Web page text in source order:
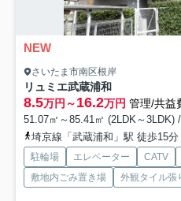
NEW
さいたま市南区根岸
リュミエ武蔵浦和
8.5万円～16.2万円 管理/共益
51.07㎡～85.41㎡ (2LDK～3LDK)
埼京線「武蔵浦和」駅 徒歩15分
駐輪場 エレベーター CATV
敷地内ごみ置き場
外観タイル張